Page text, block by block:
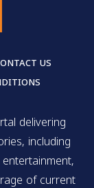
US
delivering
including
of current